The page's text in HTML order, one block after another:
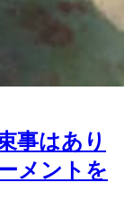
事はあり
メントを